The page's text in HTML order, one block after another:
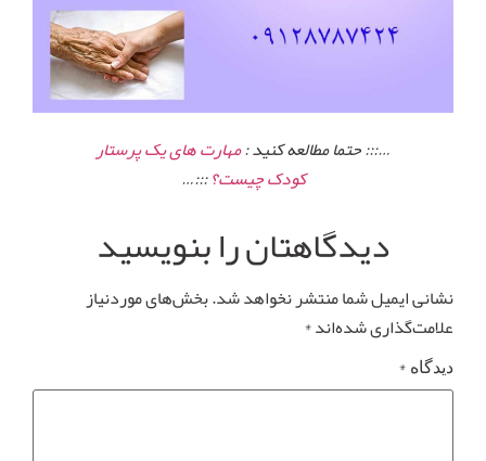
…::: حتما مطالعه کنید :مهارت های یک پرستار
کودک چیست؟:::…
دیدگاهتان را بنویسید
نشانی ایمیل شما منتشر نخواهد شد.بخش‌های موردنیاز
علامت‌گذاری شده‌اند*
دیدگاه *